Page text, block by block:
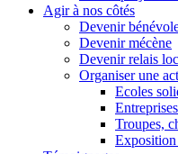
Agir à nos côtés
Devenir
Devenir mécène
Devenir relais
Organiser une
Ecoles
Troupes,